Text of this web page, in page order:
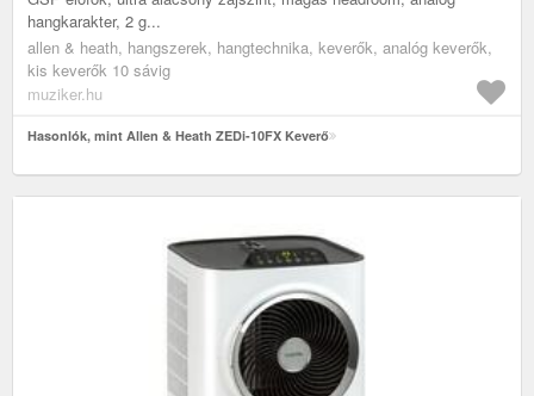
hangkarakter, 2 g...
allen & heath, hangszerek, hangtechnika, keverők, analóg keverők,
kis keverők 10 sávig
muziker.hu
Hasonlók, mint Allen & Heath ZEDi-10FX Keverő